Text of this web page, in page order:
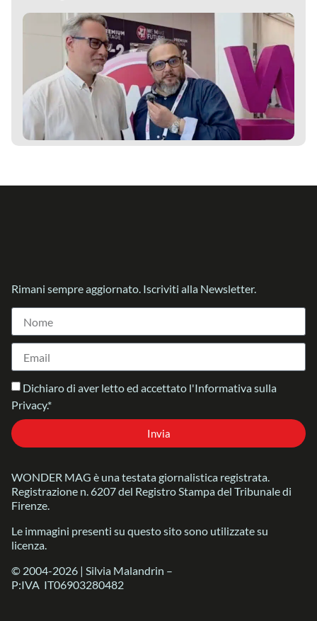
Rimani sempre aggiornato. Iscriviti alla Newsletter.
Dichiaro di aver letto ed accettato l'Informativa sulla
Privacy.*
Invia
WONDER MAG è una testata giornalistica registrata.
Registrazione n. 6207 del Registro Stampa del Tribunale di
Firenze.
Le immagini presenti su questo sito sono utilizzate su
licenza.
© 2004-2026 | Silvia Malandrin –
P:IVA IT06903280482